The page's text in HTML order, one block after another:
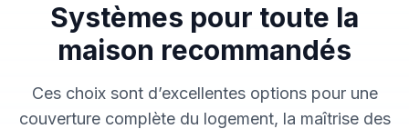
Systèmes pour toute la
maison recommandés
Ces choix sont d’excellentes options pour une
couverture complète du logement, la maîtrise des